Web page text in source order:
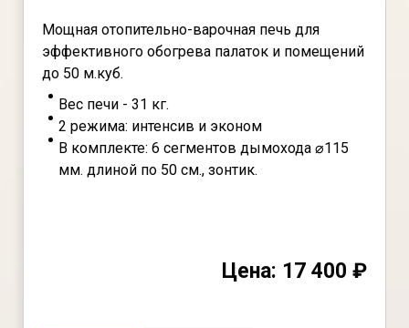
Мощная отопительно-варочная печь для
эффективного обогрева палаток и помещений
до 50 м.куб.
Вес печи - 31 кг.
2 режима: интенсив и эконом
В комплекте: 6 сегментов дымохода ⌀115
мм. длиной по 50 см., зонтик.
Цена: 17 400 ₽